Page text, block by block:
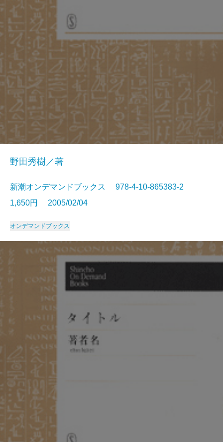
野田秀樹／著
新潮オンデマンドブックス 978-4-10-865383-2
1,650円 2005/02/04
オンデマンドブックス